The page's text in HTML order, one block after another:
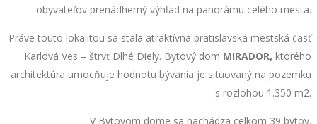
obyvateľov prenádherný výhľad na panorámu celého mesta.
Práve touto lokalitou sa stala atraktívna bratislavská mestská časť
Karlová Ves – štrvť Dlhé Diely. Bytový dom MIRADOR, ktorého
architektúra umocňuje hodnotu bývania je situovaný na pozemku
s rozlohou 1.350 m2.
V Bytovom dome sa nachádza celkom 39 bytov.